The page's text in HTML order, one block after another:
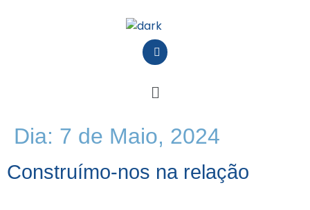
Dia: 7 de Maio, 2024
Construímo-nos na relação